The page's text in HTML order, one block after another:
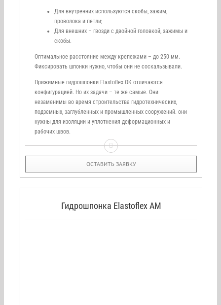
Для внутренних используются скобы, зажим,
проволока и петли;
Для внешних – гвозди с двойной головкой, зажимы и
скобы.
Оптимальное расстояние между крепежами – до 250 мм.
Фиксировать шпонки нужно, чтобы они не соскальзывали.
Прижимные гидрошпонки Elastoflex OK отличаются
конфигурацией. Но их задачи – те же самые. Они
незаменимы во время строительства гидротехнических,
подземных, заглубленных и промышленных сооружений. они
нужны для изоляции и уплотнения деформационных и
рабочих швов.
ОСТАВИТЬ ЗАЯВКУ
Гидрошпонка Elastoflex AM